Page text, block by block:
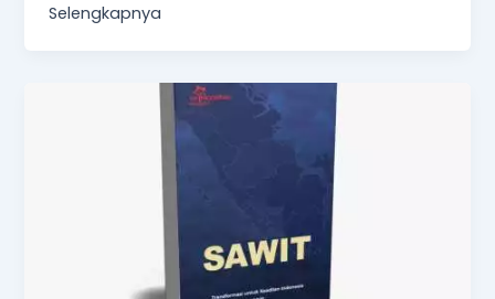
Selengkapnya